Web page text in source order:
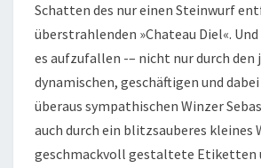
Schatten des nur einen Steinwurf
überstrahlenden »Chateau Diel«.
es aufzufallen -– nicht nur durch den
dynamischen, geschäftigen und
überaus sympathischen Winzer
auch durch ein blitzsauberes kleines
geschmackvoll gestaltete Etiketten